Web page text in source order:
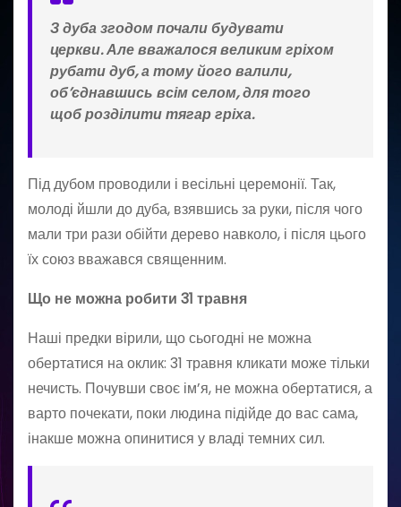
З дуба згодом почали будувати
церкви. Але вважалося великим гріхом
рубати дуб, а тому його валили,
об’єднавшись всім селом, для того
щоб розділити тягар гріха.
Під дубом проводили і весільні церемонії. Так,
молоді йшли до дуба, взявшись за руки, після чого
мали три рази обійти дерево навколо, і після цього
їх союз вважався священним.
Що не можна робити 31 травня
Наші предки вірили, що сьогодні не можна
обертатися на оклик: 31 травня кликати може тільки
нечисть. Почувши своє ім’я, не можна обертатися, а
варто почекати, поки людина підійде до вас сама,
інакше можна опинитися у владі темних сил.